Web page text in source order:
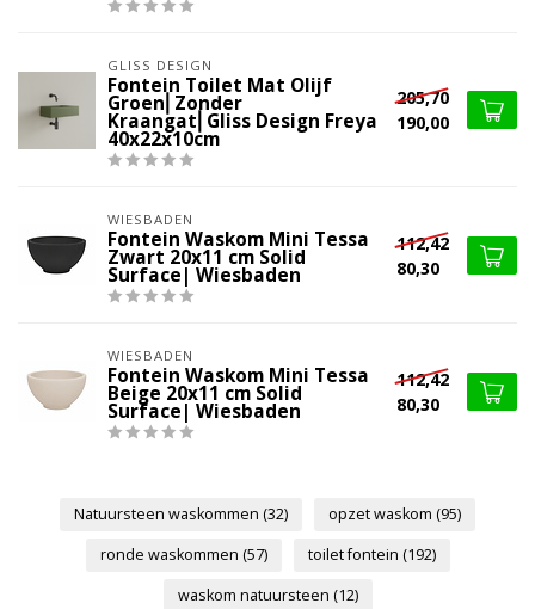
GLISS DESIGN
Fontein Toilet Mat Olijf
Groen⎢Zonder
Kraangat⎢Gliss Design Freya
40x22x10cm
205,70
190,00
WIESBADEN
Fontein Waskom Mini Tessa
Zwart 20x11 cm Solid
Surface| Wiesbaden
112,42
80,30
WIESBADEN
Fontein Waskom Mini Tessa
Beige 20x11 cm Solid
Surface| Wiesbaden
112,42
80,30
Natuursteen waskommen (32) opzet waskom (95)
ronde waskommen (57) toilet fontein (192)
waskom natuursteen (12)